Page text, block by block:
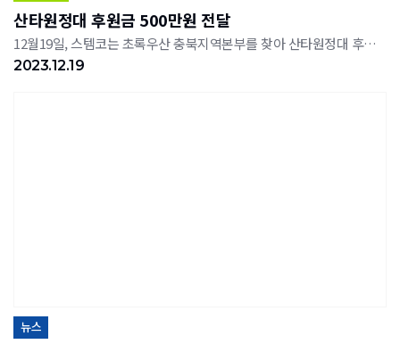
산타원정대 후원금 500만원 전달
12월19일, 스템코는 초록우산 충북지역본부를 찾아 산타원정대 후원금 500만 원을 전달했다.초록우산 충북지역본부에서 주관하는 산타원정대는 저소득층 아동들의 소원을 이뤄주기 위해 진행되는 연말 대표 캠페인이다. 해당 후원금은 지역 내 에너지 취약 계층 가정 난방비 지원에 사용될 예정이다.엄영하 스템코㈜ 대표이사는 "어려운 환경 속의 아이들이 꿈과 희망을 잃지 않고 따뜻한 연말을 보낼 수 있기를 바란다"며 "앞으로도 지역사회 아동의 건강한 성장을 위해 지속적으로 노력하겠다"고 소감을 말했다.한편, 스템코는 지난 2017년 초록우산 결연 후원을 시작으로 범죄피해아동 지원, 희귀난치병 환아 지원, 보호대상 아동 영양제 나눔 봉사활동 등 도내 아동의 행복과 건강한 성장을 위해 적극적으로 사회공헌 활동을 진행하고 있다.
2023.12.19
뉴스